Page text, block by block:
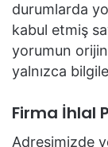
durumlarda
kabul etmiş
yorumun
yalnızca
Firma İhlal
Adresimizde